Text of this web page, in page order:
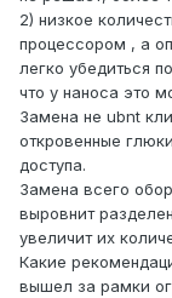
2) низкое
процессором , а
легко убедиться
что у наноса это
Замена не ubnt
откровенные
доступа.
Замена всего
выровнит
увеличит их
Какие
вышел за рамки